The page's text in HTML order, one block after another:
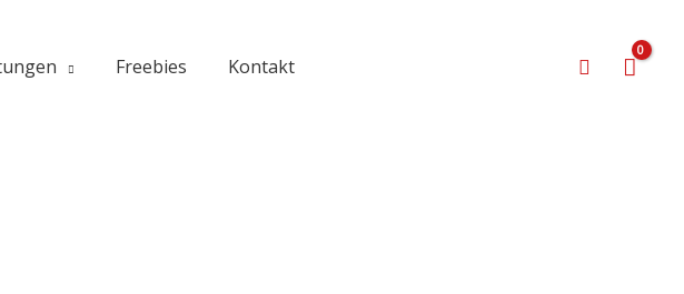
Freebies Kontakt Suchen